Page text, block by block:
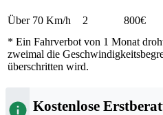
Über 70 Km/h 2 800€
* Ein Fahrverbot von 1 Monat
zweimal die
überschritten wird.
Kostenlose